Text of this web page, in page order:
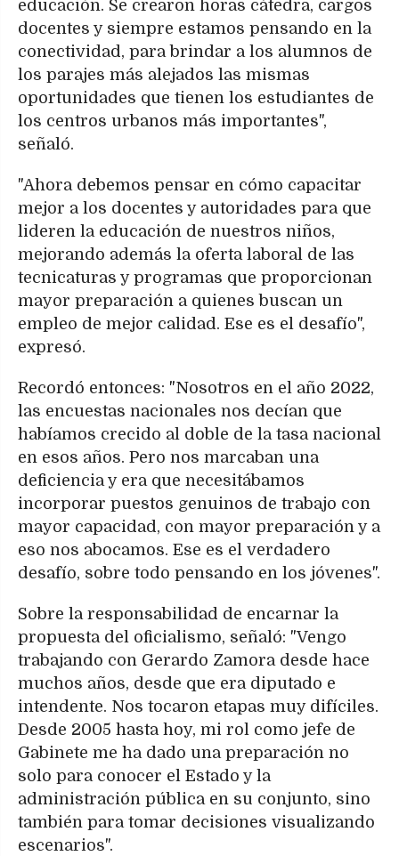
educación. Se crearon horas cátedra, cargos
docentes y siempre estamos pensando en la
conectividad, para brindar a los alumnos de
los parajes más alejados las mismas
oportunidades que tienen los estudiantes de
los centros urbanos más importantes",
señaló.
"Ahora debemos pensar en cómo capacitar
mejor a los docentes y autoridades para que
lideren la educación de nuestros niños,
mejorando además la oferta laboral de las
tecnicaturas y programas que proporcionan
mayor preparación a quienes buscan un
empleo de mejor calidad. Ese es el desafío",
expresó.
Recordó entonces: "Nosotros en el año 2022,
las encuestas nacionales nos decían que
habíamos crecido al doble de la tasa nacional
en esos años. Pero nos marcaban una
deficiencia y era que necesitábamos
incorporar puestos genuinos de trabajo con
mayor capacidad, con mayor preparación y a
eso nos abocamos. Ese es el verdadero
desafío, sobre todo pensando en los jóvenes".
Sobre la responsabilidad de encarnar la
propuesta del oficialismo, señaló: "Vengo
trabajando con Gerardo Zamora desde hace
muchos años, desde que era diputado e
intendente. Nos tocaron etapas muy difíciles.
Desde 2005 hasta hoy, mi rol como jefe de
Gabinete me ha dado una preparación no
solo para conocer el Estado y la
administración pública en su conjunto, sino
también para tomar decisiones visualizando
escenarios".